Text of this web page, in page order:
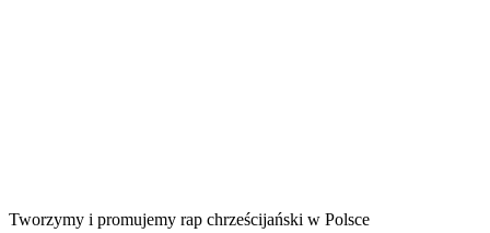
Tworzymy i promujemy rap chrześcijański w Polsce